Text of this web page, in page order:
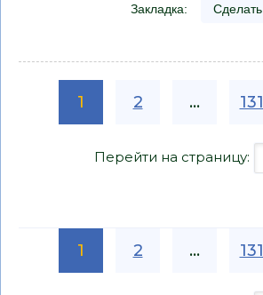
Закладка: Сделать
1 2 ... 131
Перейти на страницу:
1 2 ... 131